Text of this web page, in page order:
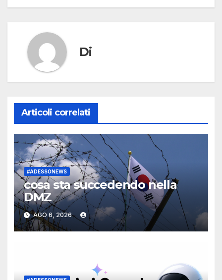
Di
Articoli correlati
#ADESSONEWS
cosa sta succedendo nella
DMZ
AGO 6, 2026